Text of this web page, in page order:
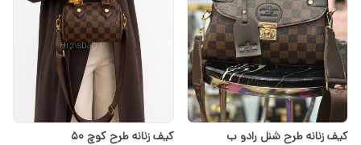
کیف زنانه طرح شنل رادو ب کیف زنانه طرح کوچ ۵۰